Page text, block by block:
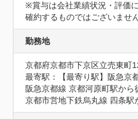
※賞与は会社業績状況・評価
確約するものではございません
勤務地
京都府京都市下京区立売東町
最寄駅：【最寄り駅】阪急京
阪急京都線 京都河原町駅から
京都市営地下鉄烏丸線 四条駅